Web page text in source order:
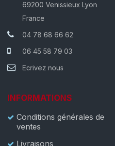
69200 Venissieux Lyon
France
04 78 68 66 62
06 45 58 79 03
Ecrivez nous
INFORMATIONS
Conditions générales de
ventes
Livraisons